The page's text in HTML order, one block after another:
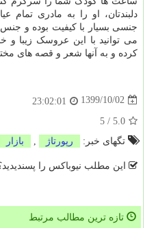
دلبندتان، او را به مادری تمام
جنسی بسیار با کیفیت بوده و
می توانید با این عروسک زیبا
کرده و به آنها شعر و قصه های
1399/10/02
23:02:01
5.0
/
5
تگهای خبر:
رپورتاژ بازار
این مطلب نیوباکس را
تازه ترین مطالب مرتبط